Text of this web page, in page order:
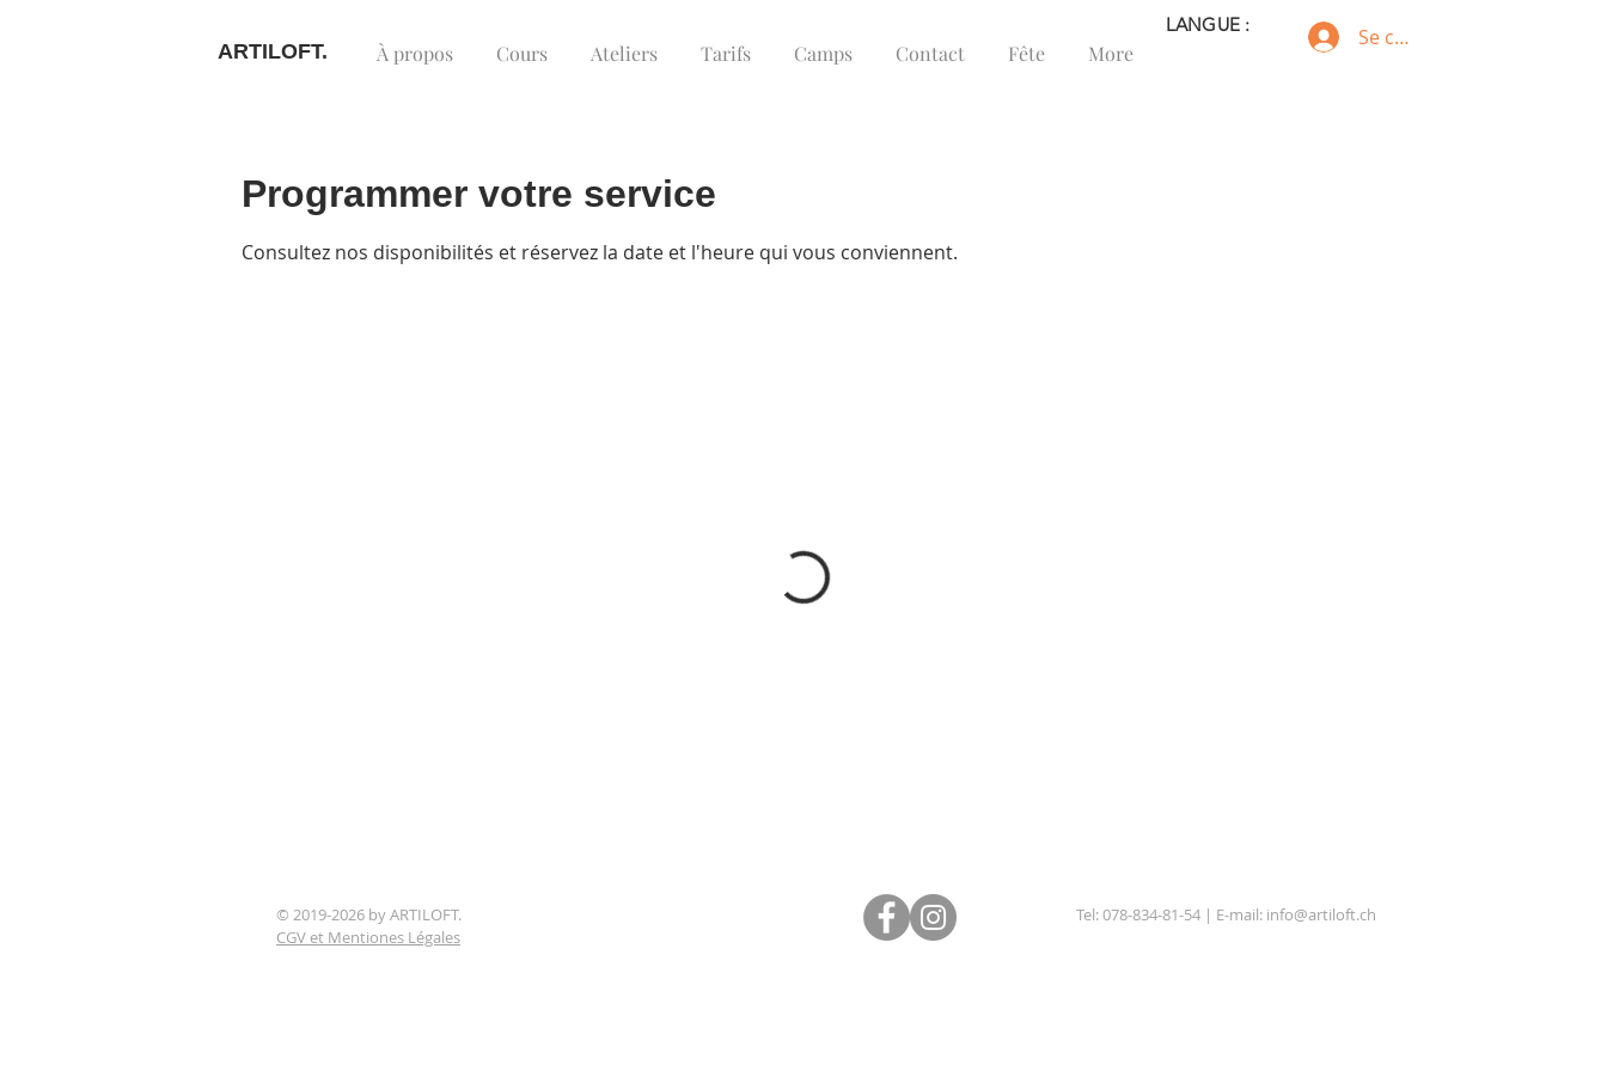
ARTILOFT. À propos Cours Ateliers Tarifs Camps Contact Fête More
LANGUE : Se connecter
Programmer votre service
Consultez nos disponibilités et réservez la date et l'heure qui vous conviennent.
© 2019-2026 by ARTILOFT.
CGV et Mentiones Légales
Tel: 078-834-81-54 | E-mail: info@artiloft.ch